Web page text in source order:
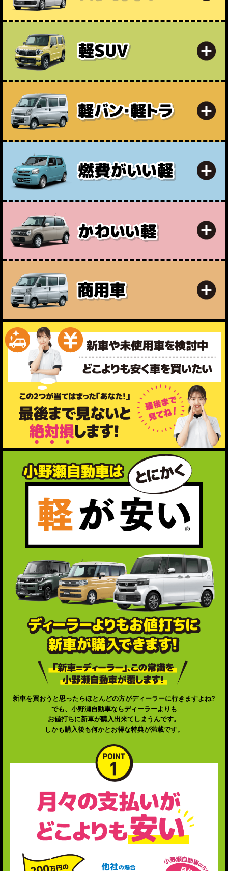
新車を買おうと思ったらほとんどの方がディーラーに行きますよね?
でも、小野瀬自動車ならディーラーよりも
お値打ちに新車が購入出来てしまうんです。
しかも購入後も何かとお得な特典が満載です。